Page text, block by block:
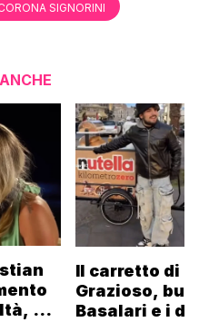
SIGNORINI
ma
Il carretto di
Grazioso,
Basalari e i